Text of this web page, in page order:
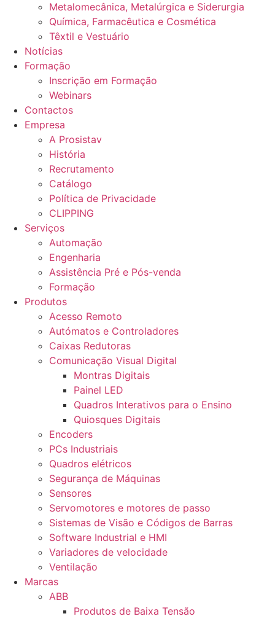
Metalomecânica, Metalúrgica e Siderurgia
Química, Farmacêutica e Cosmética
Têxtil e Vestuário
Notícias
Formação
Inscrição em Formação
Webinars
Contactos
Empresa
A Prosistav
História
Recrutamento
Catálogo
Política de Privacidade
CLIPPING
Serviços
Automação
Engenharia
Assistência Pré e Pós-venda
Formação
Produtos
Acesso Remoto
Autómatos e Controladores
Caixas Redutoras
Comunicação Visual Digital
Montras Digitais
Painel LED
Quadros Interativos para o Ensino
Quiosques Digitais
Encoders
PCs Industriais
Quadros elétricos
Segurança de Máquinas
Sensores
Servomotores e motores de passo
Sistemas de Visão e Códigos de Barras
Software Industrial e HMI
Variadores de velocidade
Ventilação
Marcas
ABB
Produtos de Baixa Tensão